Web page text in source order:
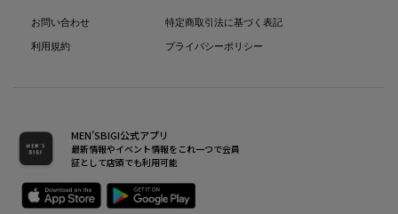
お問い合わせ
利用規約
特定商取引法に基づく表記
プライバシーポリシー
MEN’SBIGI公式アプリ
最新情報やイベント情報をこれ一つで会員
証として店頭でも利用可能